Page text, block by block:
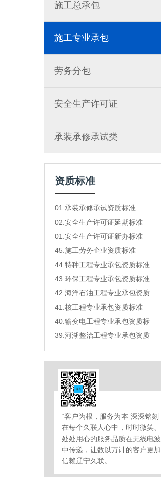
施工总承包
施工专业承包
劳务分包
安全生产许可证
承装承修承试类
资质标准
01.承装承修承试资质标准
02.安全生产许可证延期标准
01.安全生产许可证新办标准
45.施工劳务企业资质标准
44.特种工程专业承包资质标准
43.环保工程专业承包资质标准
42.海洋石油工程专业承包资质
41.核工程专业承包资质标准
40.输变电工程专业承包资质标
39.河湖整治工程专业承包资质
“客户为根，服务为本”深深铭刻
在每个久联人心中，时时微笑、
处处用心的服务品质在无线电波
中传递，让数以万计的客户更加
信赖辽宁久联。